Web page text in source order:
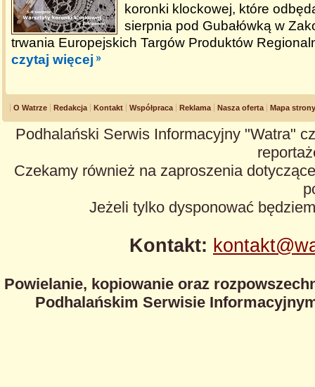
koronki klockowej, które
sierpnia pod Gubałówką w
trwania Europejskich Targów Produktów
czytaj więcej
O Watrze Redakcja Kontakt Współpraca Reklama Nasza oferta Mapa strony
Podhalański Serwis Informacyjny "Watra"
Czekamy również na zaproszenia
Jeżeli tylko dysponować
Kontakt:
Powielanie, kopiowanie oraz
Podhalańskim Serwisie